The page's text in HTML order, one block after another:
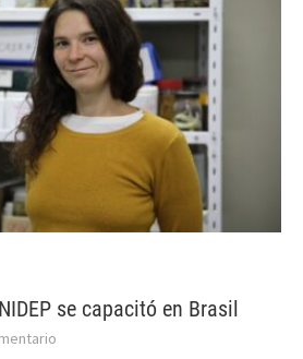
se capacitó en Brasil